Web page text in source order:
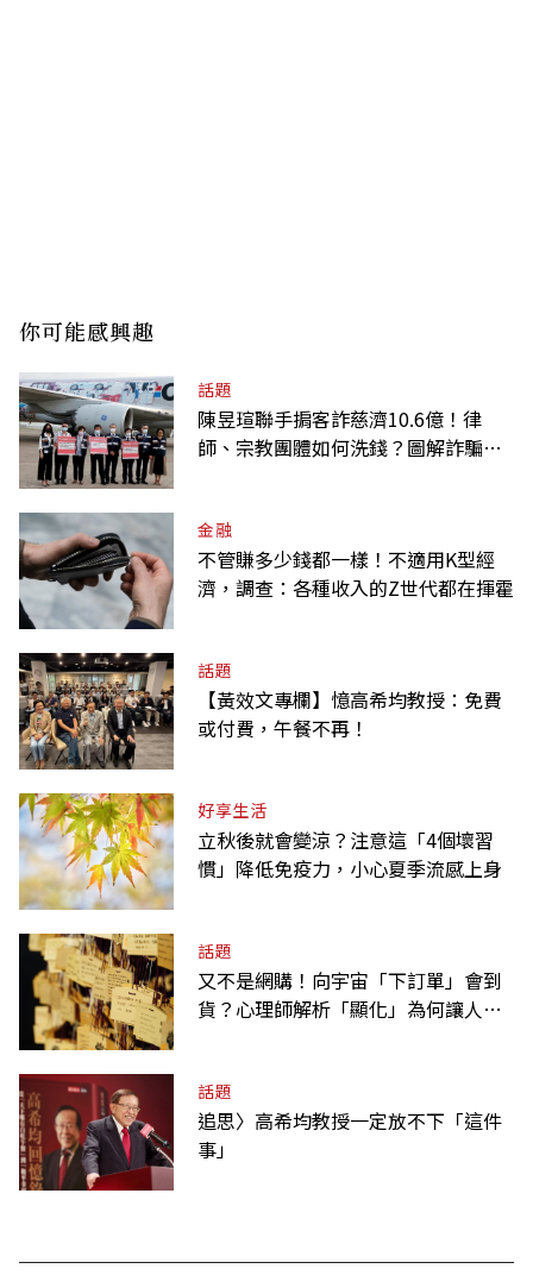
你可能感興趣
話題
陳昱瑄聯手掮客詐慈濟10.6億！律
師、宗教團體如何洗錢？圖解詐騙關
金融
不管賺多少錢都一樣！不適用K型經
濟，調查：各種收入的Z世代都在揮霍
話題
【黃效文專欄】憶高希均教授：免費
或付費，午餐不再！
好享生活
立秋後就會變涼？注意這「4個壞習
慣」降低免疫力，小心夏季流感上身
話題
又不是網購！向宇宙「下訂單」會到
貨？心理師解析「顯化」為何讓人無
話題
追思〉高希均教授一定放不下「這件
事」